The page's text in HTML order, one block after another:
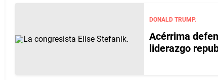
DONALD TRUMP.
Acérrima
liderazgo